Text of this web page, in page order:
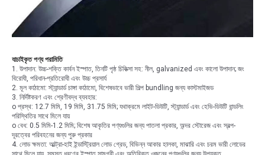
যাচাইকৃত পণ্য পরামিতি
1. উপাদান: উচ্চ-শক্তি কার্বন ইস্পাত, তিনটি পৃষ্ঠ চিকিত্সা সহ: নীল, galvanized এবং কালো উপাদান; জং
বিরোধী, পরিধান-প্রতিরোধী এবং উচ্চ প্রসার্য
2. মূল কাঠামো: স্ট্যান্ডার্ড চাঙ্গা কাঠামো, বিশেষভাবে ভারী শিল্প bundling জন্য কাস্টমাইজড
3. নির্দিষ্টকরণ এবং শ্রেণীবদ্ধ ব্যবহার:
o প্রস্থ: 12.7 মিমি, 19 মিমি, 31.75 মিমি; যথাক্রমে লাইট-ডিউটি, স্ট্যান্ডার্ড এবং হেভি-ডিউটি ​​বান্ডলিং
পরিস্থিতির সাথে মিলে যায়
o বেধ: 0.5 মিমি-1.2 মিমি; বিশেষ আকৃতির পণ্যগুলির জন্য পাতলা প্রকার, অন্দর স্টোরেজ এবং স্বল্প-
দূরত্বের পরিবহনের জন্য পুরু প্রকার
4. লোড ক্ষমতা: আল্ট্রা-হাই ইন্ডাস্ট্রিয়াল লোড গ্রেড, বিভিন্ন আকার হালকা, মাঝারি এবং চরম ভারী লোডের